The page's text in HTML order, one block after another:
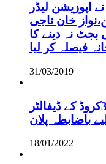
اپوزیشن لیڈر
خان ناجی
بجٹ نہ دینے کا
فیصلہ کر لیا
31/03/2019
گلگت بلتستان، بجلی صارفین30کروڈ کے ڈیفالٹر
باضابطہ پلان
18/01/2022